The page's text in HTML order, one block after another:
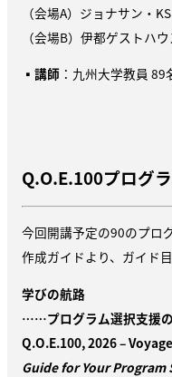
（会場A）ジョナサン・
（会場B）伊都ゲストハウ
▪ 講師 ：九州大学教員 89
Q.O.E.100プログ
今回開講予定の90のプロ
作成ガイドより、ガイド
学びの航路
……プログラム選択支援
Q.O.E.100, 2026 –
Guide for Your Program